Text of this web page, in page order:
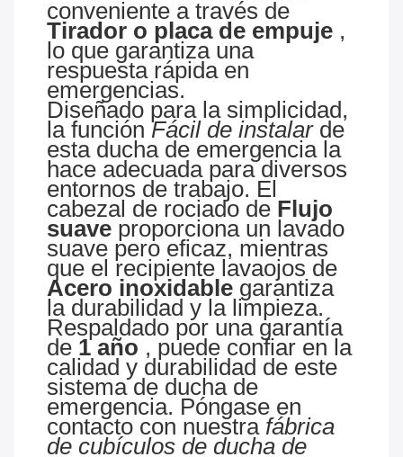
conveniente a través de
Tirador o placa de empuje ,
lo que garantiza una
respuesta rápida en
emergencias.
Diseñado para la simplicidad,
la función Fácil de instalar de
esta ducha de emergencia la
hace adecuada para diversos
entornos de trabajo. El
cabezal de rociado de Flujo
suave proporciona un lavado
suave pero eficaz, mientras
que el recipiente lavaojos de
Acero inoxidable garantiza
la durabilidad y la limpieza.
Respaldado por una garantía
de 1 año , puede confiar en la
calidad y durabilidad de este
sistema de ducha de
emergencia. Póngase en
contacto con nuestra fábrica
de cubículos de ducha de